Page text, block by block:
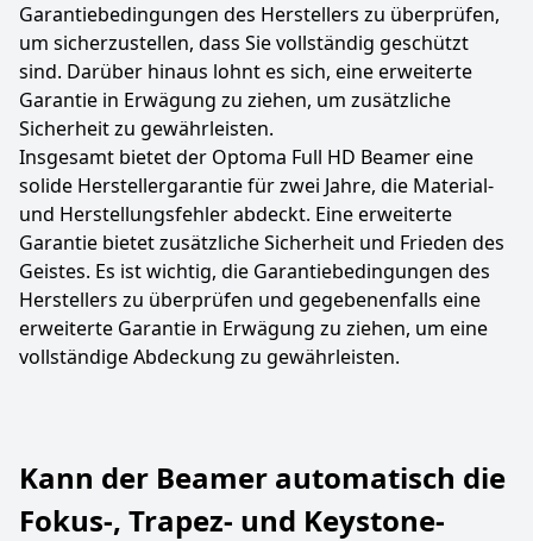
Garantiebedingungen des Herstellers zu überprüfen,
um sicherzustellen, dass Sie vollständig geschützt
sind. Darüber hinaus lohnt es sich, eine erweiterte
Garantie in Erwägung zu ziehen, um zusätzliche
Sicherheit zu gewährleisten.
Insgesamt bietet der Optoma Full HD Beamer eine
solide Herstellergarantie für zwei Jahre, die Material-
und Herstellungsfehler abdeckt. Eine erweiterte
Garantie bietet zusätzliche Sicherheit und Frieden des
Geistes. Es ist wichtig, die Garantiebedingungen des
Herstellers zu überprüfen und gegebenenfalls eine
erweiterte Garantie in Erwägung zu ziehen, um eine
vollständige Abdeckung zu gewährleisten.
Kann der Beamer automatisch die
Fokus-, Trapez- und Keystone-